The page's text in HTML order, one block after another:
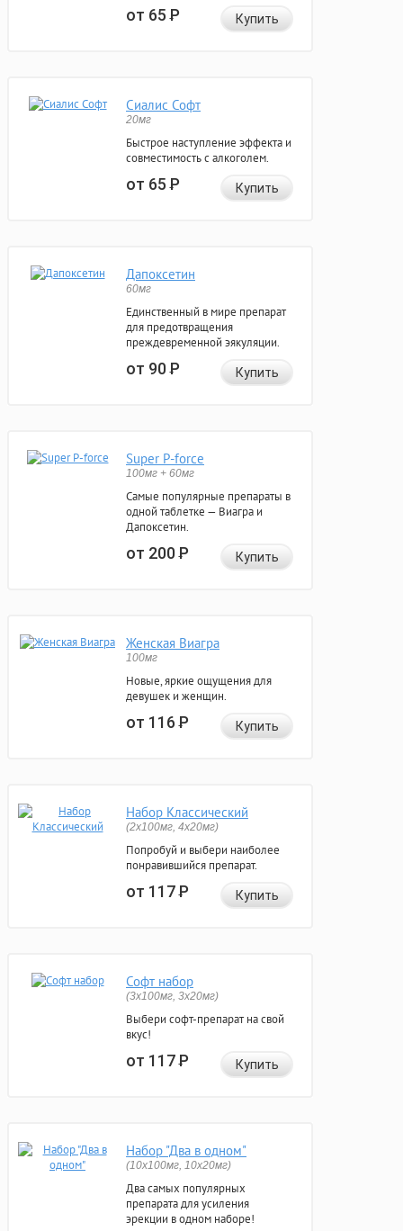
от 65Р Купить
Сиалис Софт
20мг
Быстрое наступление эффекта и
совместимость с алкоголем.
от 65Р Купить
Дапоксетин
60мг
Единственный в мире препарат
для предотвращения
преждевременной эякуляции.
от 90Р Купить
Super P-force
100мг + 60мг
Самые популярные препараты в
одной таблетке — Виагра и
Дапоксетин.
от 200Р Купить
Женская Виагра
100мг
Новые, яркие ощущения для
девушек и женщин.
от 116Р Купить
Набор Классический
(2x100мг, 4x20мг)
Попробуй и выбери наиболее
понравившийся препарат.
от 117Р Купить
Софт набор
(3x100мг, 3x20мг)
Выбери софт-препарат на свой
вкус!
от 117Р Купить
Набор "Два в одном"
(10x100мг, 10x20мг)
Два самых популярных
препарата для усиления
эрекции в одном наборе!